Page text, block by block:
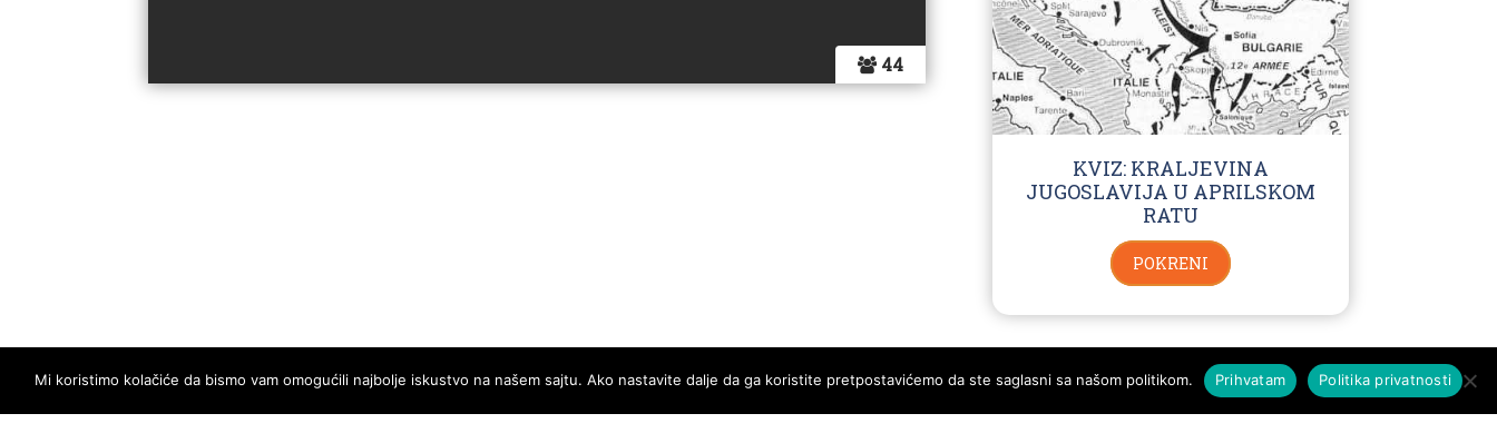
44
KVIZ: KRALJEVINA
JUGOSLAVIJA U APRILSKOM
RATU
POKRENI
Mi koristimo kolačiće da bismo vam omogućili najbolje iskustvo na našem sajtu. Ako nastavite dalje da ga koristite pretpostavićemo da ste saglasni sa našom politikom. Prihvatam Politika privatnosti